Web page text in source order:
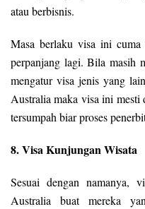
atau berbisnis.
Masa berlaku visa ini
perpanjang lagi. Bila masih
mengatur visa jenis yang
Australia maka visa ini mesti
tersumpah biar proses
8. Visa Kunjungan Wisata
Sesuai dengan namanya,
Australia buat mereka